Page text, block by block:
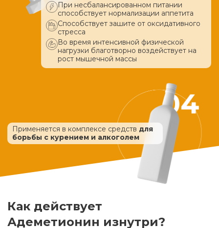
При несбалансированном питании
способствует нормализации аппетита
Способствует зашите от оксидативного
стресса
Во время интенсивной физической
нагрузки благотворно воздействует на
рост мышечной массы
Применяется в комплексе средств для
борьбы с курением и алкоголем
Как действует
Адеметионин изнутри?